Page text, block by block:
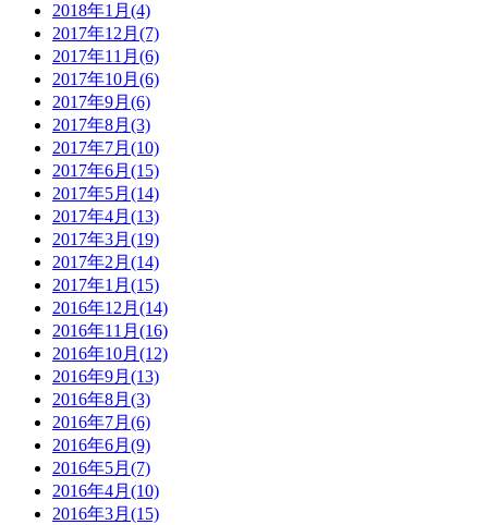
2018年1月(4)
2017年12月(7)
2017年11月(6)
2017年10月(6)
2017年9月(6)
2017年8月(3)
2017年7月(10)
2017年6月(15)
2017年5月(14)
2017年4月(13)
2017年3月(19)
2017年2月(14)
2017年1月(15)
2016年12月(14)
2016年11月(16)
2016年10月(12)
2016年9月(13)
2016年8月(3)
2016年7月(6)
2016年6月(9)
2016年5月(7)
2016年4月(10)
2016年3月(15)